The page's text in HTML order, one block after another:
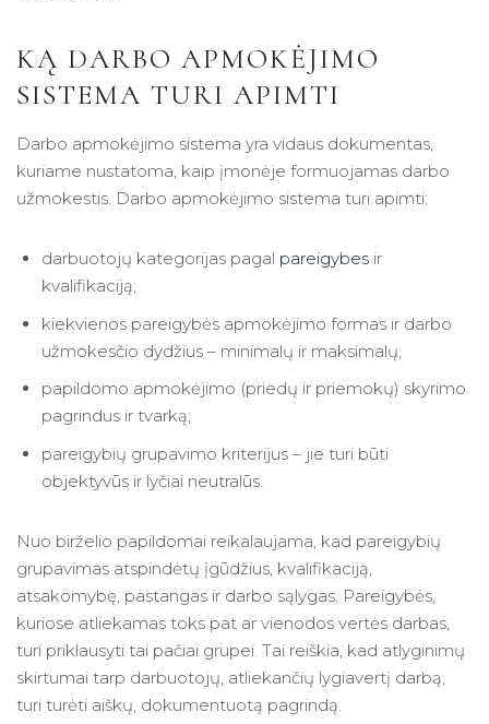
KĄ DARBO APMOKĖJIMO
SISTEMA TURI APIMTI
Darbo apmokėjimo sistema yra vidaus dokumentas,
kuriame nustatoma, kaip įmonėje formuojamas darbo
užmokestis. Darbo apmokėjimo sistema turi apimti:
darbuotojų kategorijas pagal pareigybesir
kvalifikaciją;
kiekvienos pareigybės apmokėjimo formas ir darbo
užmokesčio dydžius – minimalų ir maksimalų;
papildomo apmokėjimo (priedų ir priemokų) skyrimo
pagrindus ir tvarką;
pareigybių grupavimo kriterijus – jie turi būti
objektyvūs ir lyčiai neutralūs.
Nuo birželio papildomai reikalaujama, kad pareigybių
grupavimas atspindėtų įgūdžius, kvalifikaciją,
atsakomybę, pastangas ir darbo sąlygas. Pareigybės,
kuriose atliekamas toks pat ar vienodos vertės darbas,
turi priklausyti tai pačiai grupei. Tai reiškia, kad atlyginimų
skirtumai tarp darbuotojų, atliekančių lygiavertį darbą,
turi turėti aiškų, dokumentuotą pagrindą.